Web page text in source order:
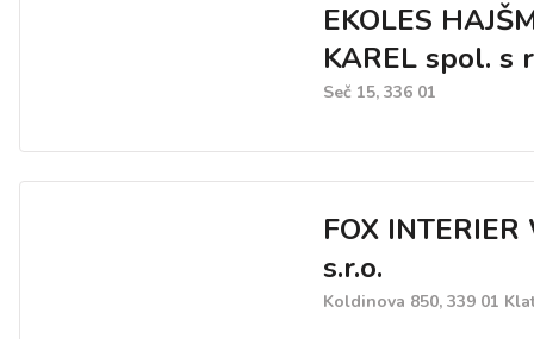
EKOLES
KAREL spol. s
Seč 15, 336 01
FOX INTERIER
s.r.o.
Koldinova 850, 339 01